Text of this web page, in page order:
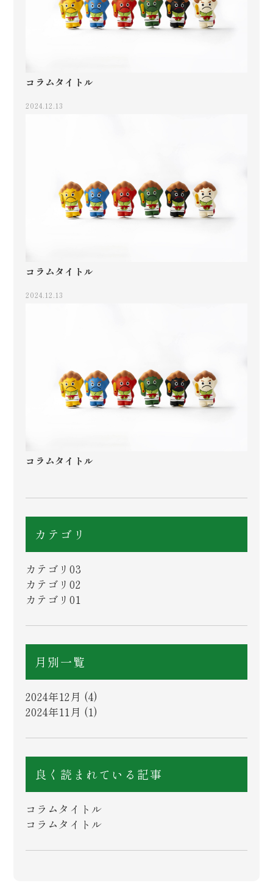
コラムタイトル
2024.12.13
コラムタイトル
2024.12.13
コラムタイトル
カテゴリ
カテゴリ03
カテゴリ02
カテゴリ01
月別一覧
2024年12月 (4)
2024年11月 (1)
良く読まれている記事
コラムタイトル
コラムタイトル